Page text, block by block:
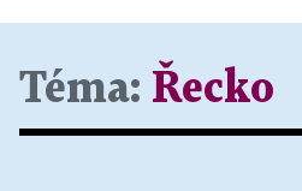
Téma: Řecko